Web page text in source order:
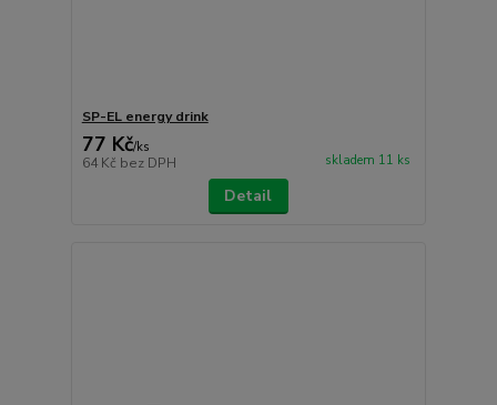
SP-EL energy drink
77 Kč/ks
64 Kč bez DPH skladem 11 ks
Detail